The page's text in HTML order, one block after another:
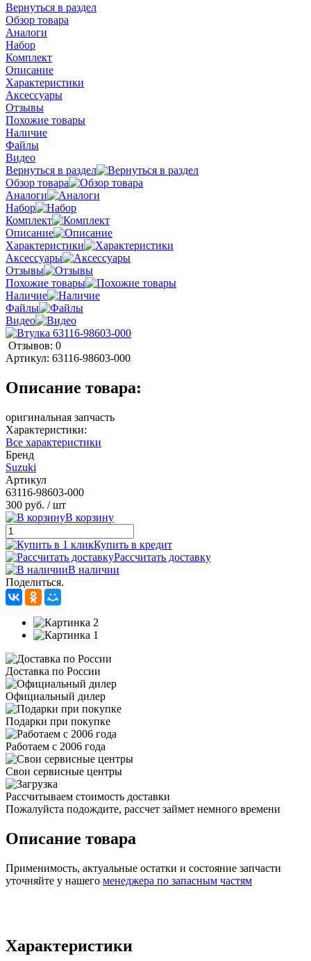
Вернуться в раздел
Обзор товара
Аналоги
Набор
Комплект
Описание
Характеристики
Аксессуары
Отзывы
Похожие товары
Наличие
Файлы
Видео
Вернуться в раздел
Обзор товара
Аналоги
Набор
Комплект
Описание
Характеристики
Аксессуары
Отзывы
Похожие товары
Наличие
Файлы
Видео
Отзывов: 0
Артикул: 63116-98603-000
Описание товара:
оригинальная запчасть
Характеристики:
Все характеристики
Бренд
Suzuki
Артикул
63116-98603-000
300 руб. / шт
В корзину
Купить в кредит
Рассчитать доставку
В наличии
Поделиться.
Доставка по России
Официальный дилер
Подарки при покупке
Работаем с 2006 года
Свои сервисные центры
Рассчитываем стоимость доставки
Пожалуйста подождите, рассчет займет немного времени
Описание товара
Применимость, актуальные остатки и состояние запчасти
уточняйте у нашего менеджера по запасным частям
Характеристики